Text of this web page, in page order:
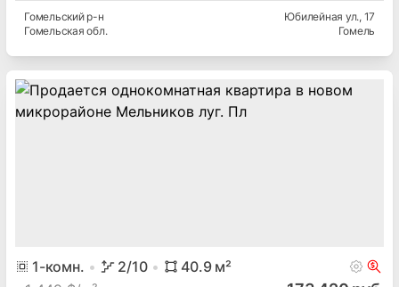
Гомельскийр-н
Гомельская обл.
Юбилейная ул., 17
Гомель
1-комн. 2/10 40.9м²